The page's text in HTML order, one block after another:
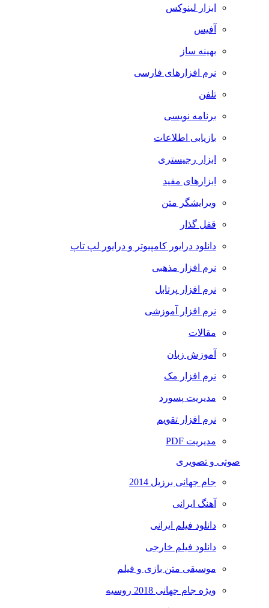
ابزار لینوکس
آفیس
بهینه ساز
نرم افزارهای فارسی
تلفن
برنامه نویسی
بازیابی اطلاعات
ابزار رجیستری
ابزارهای مفید
ویرایشگر متن
قفل گذار
دانلود درایور کامپیوتر و درایور لپ تاپ
نرم افزار مذهبی
نرم افزار پرتابل
نرم افزار آموزشی
مقالات
آموزش زبان
نرم افزار مک
مدیریت پسورد
نرم افزار تقویم
مدیریت PDF
صوتی و تصویری
جام جهانی برزیل 2014
آهنگ ایرانی
دانلود فیلم ایرانی
دانلود فیلم خارجی
موسیقی متن بازی و فیلم
ویژه جام جهانی 2018 روسیه